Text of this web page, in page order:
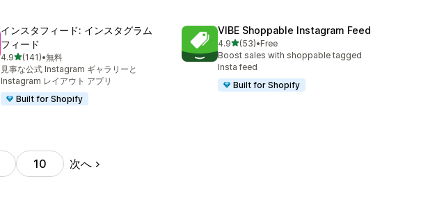
インスタフィード: インスタグラム
フィード
4.95つ星中
(141)
合計レビュー数：141件
•無料
見事な公式 Instagram ギャラリーと
Instagram レイアウト アプリ
Built for Shopify
VIBE Shoppable Instagram Feed
4.95つ星中
(53)
合計レビュー数：53件
•Free
Boost sales with shoppable tagged
Insta feed
Built for Shopify
10 次へ